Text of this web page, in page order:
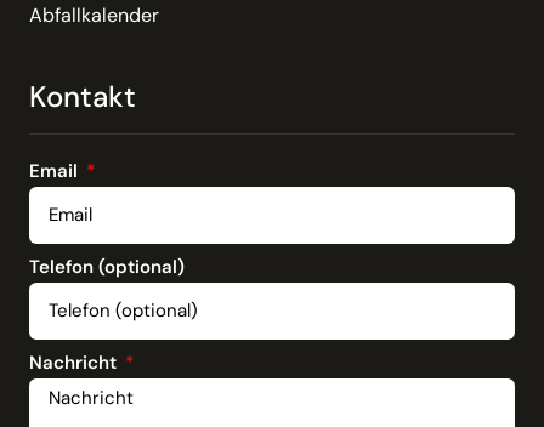
Abfallkalender
Kontakt
Email
Telefon (optional)
Nachricht